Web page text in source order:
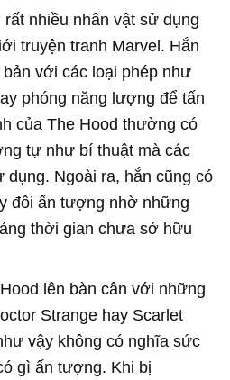
nhiều nhân vật sử dụng
truyện tranh Marvel. Hắn
với các loại phép như
phóng năng lượng để tấn
của The Hood thường có
tự như bí thuật mà các
Ngoài ra, hắn cũng có
đôi ấn tượng nhờ những
thời gian chưa sở hữu
lên bàn cân với những
Strange hay Scarlet
vậy không có nghĩa sức
gì ấn tượng. Khi bị